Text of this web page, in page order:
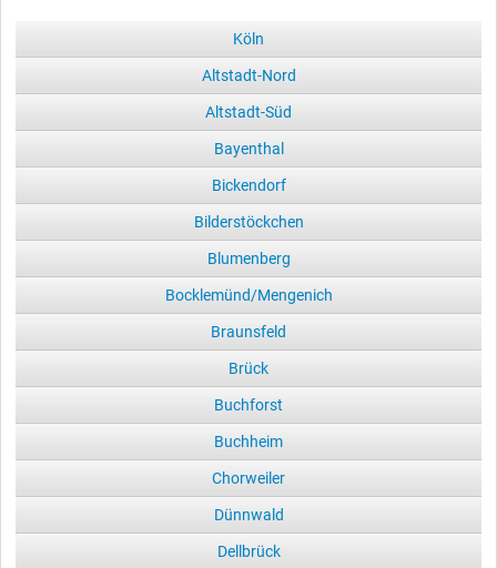
Köln
Altstadt-Nord
Altstadt-Süd
Bayenthal
Bickendorf
Bilderstöckchen
Blumenberg
Bocklemünd/Mengenich
Braunsfeld
Brück
Buchforst
Buchheim
Chorweiler
Dünnwald
Dellbrück